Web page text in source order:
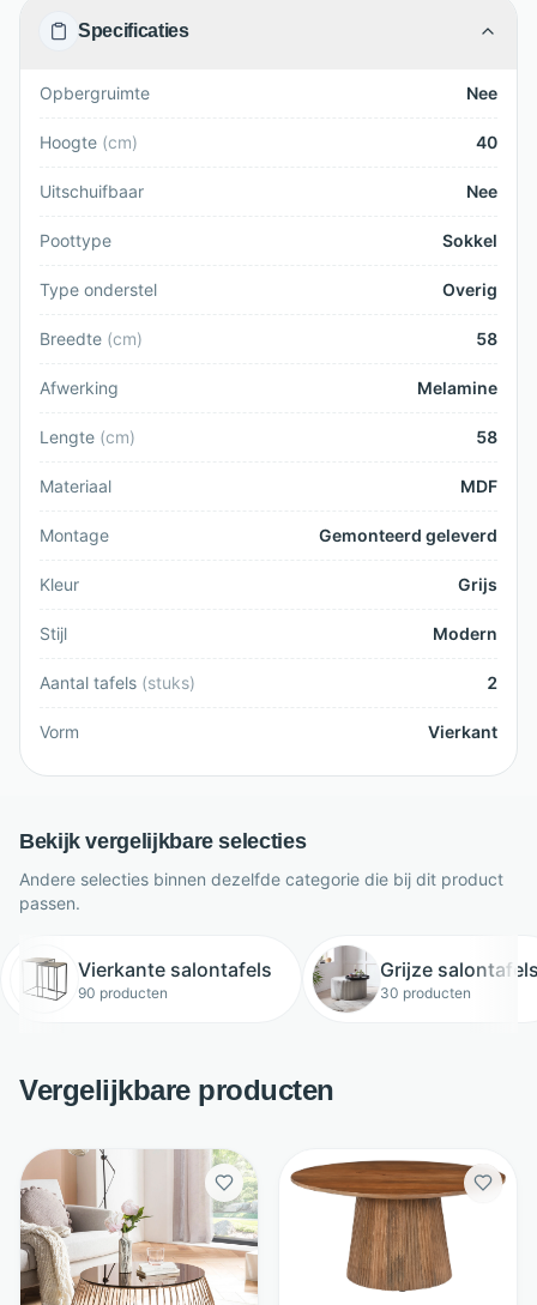
Specificaties
Opbergruimte Nee
Hoogte (cm) 40
Uitschuifbaar Nee
Poottype Sokkel
Type onderstel Overig
Breedte (cm) 58
Afwerking Melamine
Lengte (cm) 58
Materiaal MDF
Montage Gemonteerd geleverd
Kleur Grijs
Stijl Modern
Aantal tafels (stuks) 2
Vorm Vierkant
Bekijk vergelijkbare selecties
Andere selecties binnen dezelfde categorie die bij dit product
passen.
Vierkante salontafels
90 producten
Grijze
30 producten
Vergelijkbare producten